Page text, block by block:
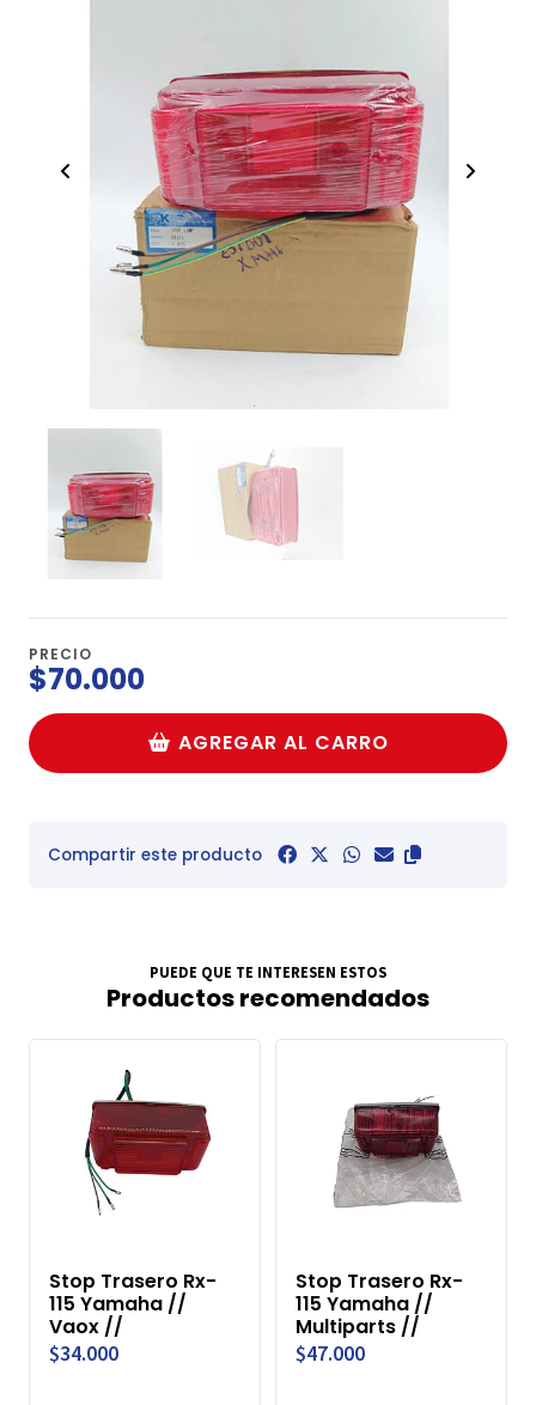
PRECIO
$70.000
AGREGAR AL CARRO
Compartir este producto
PUEDE QUE TE INTERESEN ESTOS
Productos recomendados
Stop Trasero Rx-
115 Yamaha //
Vaox //
$34.000
Stop Trasero Rx-
115 Yamaha //
Multiparts //
$47.000